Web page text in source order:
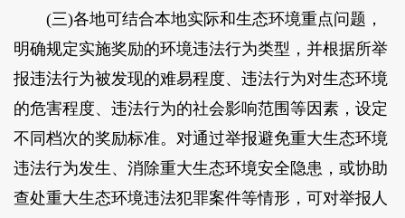
(三)各地可结合本地实际和生态环境重点问题，
明确规定实施奖励的环境违法行为类型，并根据所举
报违法行为被发现的难易程度、违法行为对生态环境
的危害程度、违法行为的社会影响范围等因素，设定
不同档次的奖励标准。对通过举报避免重大生态环境
违法行为发生、消除重大生态环境安全隐患，或协助
查处重大生态环境违法犯罪案件等情形，可对举报人